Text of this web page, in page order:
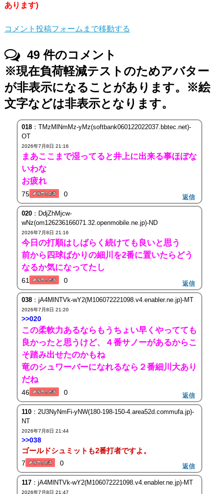
あります)
コメント投稿フォームまで移動する
49件のコメント
※現在負荷軽減テストのためアバター
が非表示になることがあります。※絵
文字などは非表示となります。
018：TMzMlNmMz-yMz(softbank060122022037.bbtec.net)-
OT
2026年7月8日 21:16
まあここまで湿ってると井上に出来る事ほぼな
いわな
お疲れ
75 0 返信
020：DdjZhMjcw-
wNz(om126236166071.32.openmobile.ne.jp)-ND
2026年7月8日 21:16
今日の打順はしばらく続けても良いと思う
前から四球ばかりの細川を2番に置いたらどう
なるか気になってたし
61 0 返信
038：jA4MlNTVk-wY2(M106072221098.v4.enabler.ne.jp)-MT
2026年7月8日 21:20
>>020
この柔軟力あるならもうちょい早くやってても
良かったと思うけど、４番サノーがあるからこ
そ踏み出せたのかもね
竜のシュワーバーになれるなら２番細川大あり
だね
46 0 返信
110：2U3NyNmFi-yNW(180-198-150-4.area52d.commufa.jp)-
NT
2026年7月8日 21:44
>>038
ゴールドシュミットも2番打者ですよ。
7 0 返信
117：jA4MlNTVk-wY2(M106072221098.v4.enabler.ne.jp)-MT
2026年7月8日 21:47